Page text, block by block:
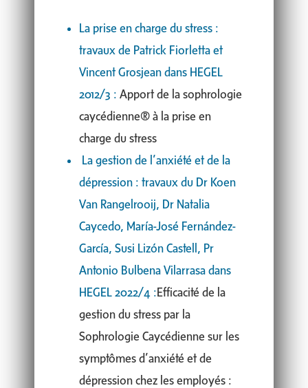
La prise en charge du stress :
travaux de Patrick Fiorletta et
Vincent Grosjean dans HEGEL
2012/3 :Apport de la sophrologie
caycédienne® à la prise en
charge du stress
La gestion de l’anxiété et de la
dépression : travaux du Dr Koen
Van Rangelrooij, Dr Natalia
Caycedo, María-José Fernández-
García, Susi Lizón Castell, Pr
Antonio Bulbena Vilarrasa dans
HEGEL 2022/4 :Efficacité de la
gestion du stress par la
Sophrologie Caycédienne sur les
symptômes d’anxiété et de
dépression chez les employés :